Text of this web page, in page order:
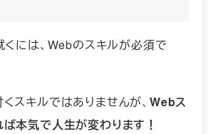
には、Webのスキルが必須で
スキルではありませんが、 Webス
本気で人生が変わります！